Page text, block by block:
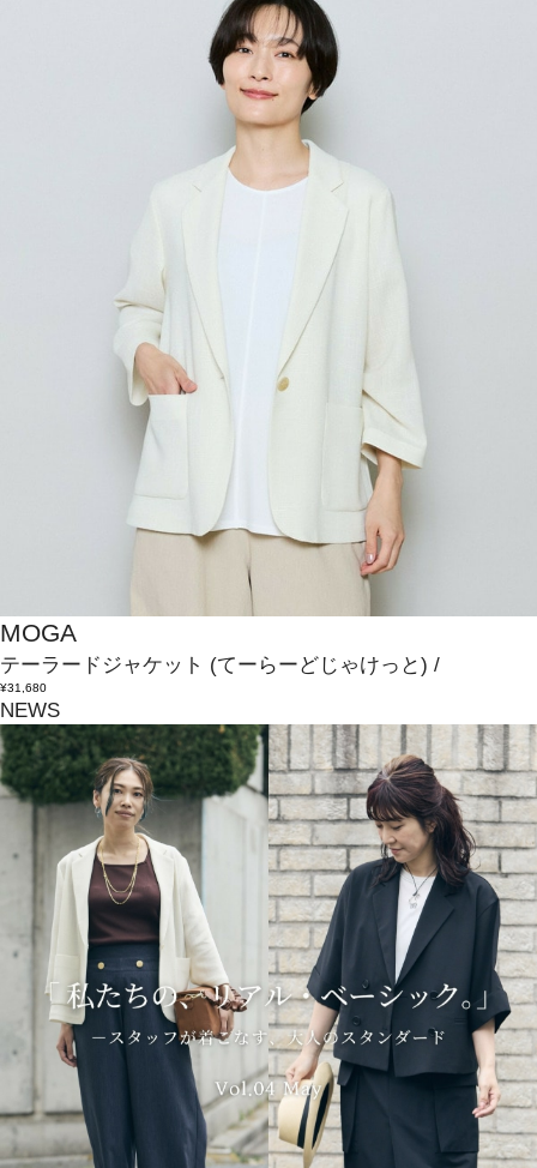
MOGA
テーラードジャケット (てーらーどじゃけっと) /
¥31,680
NEWS